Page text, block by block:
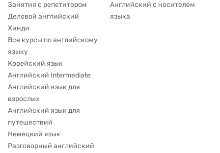
Занятия с репетитором
Деловой английский
Хинди
Все курсы по английскому
языку
Корейский язык
Английский Intermediate
Английский язык для
взрослых
Английский язык для
путешествий
Немецкий язык
Разговорный английский
Английский с носителем
языка